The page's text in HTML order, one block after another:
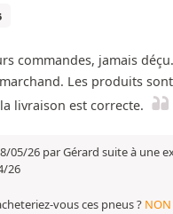
commandes, jamais
Les produits
livraison est correcte.
05/26 par Gérard suite à une
26
vous ces pneus ? NON